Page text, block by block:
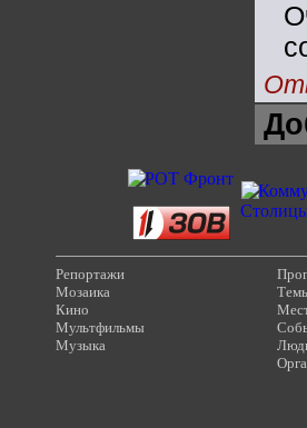
Репортажи
Мозаика
Кино
Мультфильмы
Музыка